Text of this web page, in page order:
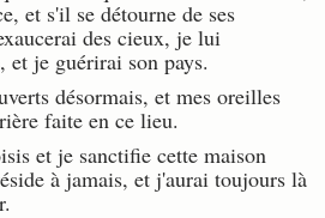
et s'il se détourne de ses
des cieux, je lui
et je guérirai son pays.
désormais, et mes oreilles
faite en ce lieu.
et je sanctifie cette maison
à jamais, et j'aurai toujours là